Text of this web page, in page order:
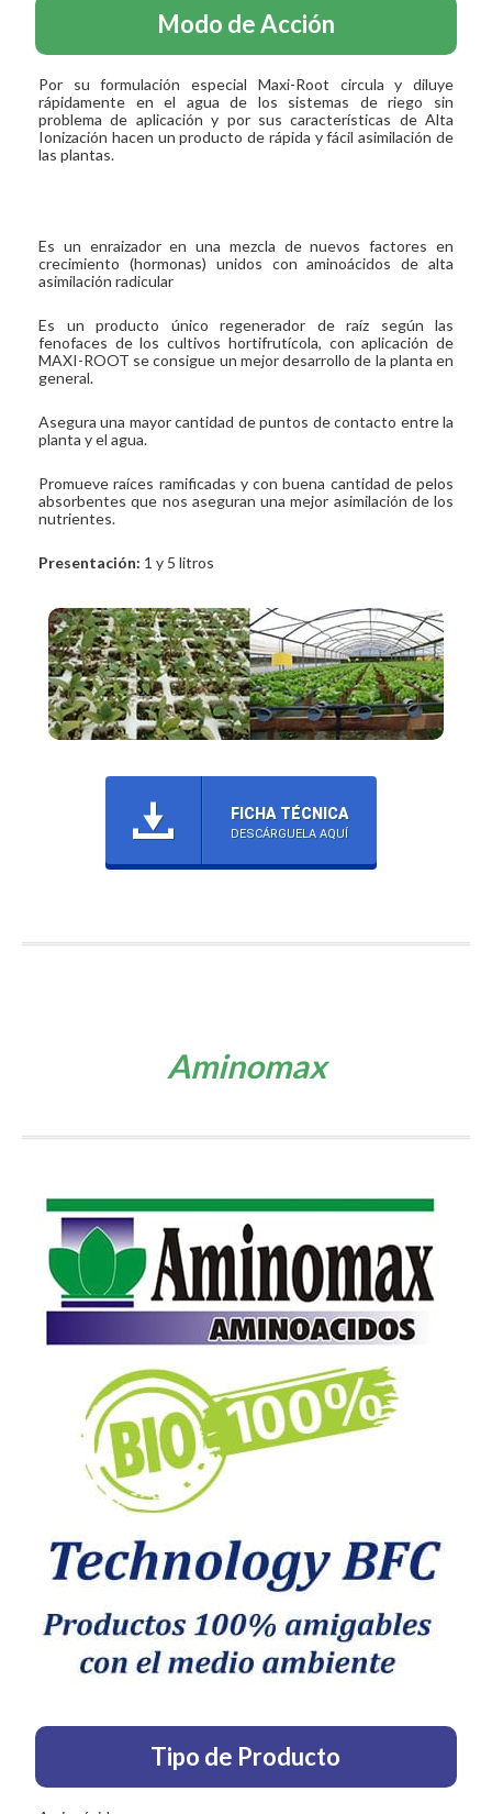
Modo de Acción
Por su formulación especial Maxi-Root circula y diluye
rápidamente en el agua de los sistemas de riego sin
problema de aplicación y por sus características de Alta
Ionización hacen un producto de rápida y fácil asimilación de
las plantas.
Es un enraizador en una mezcla de nuevos factores en
crecimiento (hormonas) unidos con aminoácidos de alta
asimilación radicular
Es un producto único regenerador de raíz según las
fenofaces de los cultivos hortifrutícola, con aplicación de
MAXI-ROOT se consigue un mejor desarrollo de la planta en
general.
Asegura una mayor cantidad de puntos de contacto entre la
planta y el agua.
Promueve raíces ramificadas y con buena cantidad de pelos
absorbentes que nos aseguran una mejor asimilación de los
nutrientes.
Presentación: 1 y 5 litros
FICHA TÉCNICA
DESCÁRGUELA AQUÍ
Aminomax
Tipo de Producto